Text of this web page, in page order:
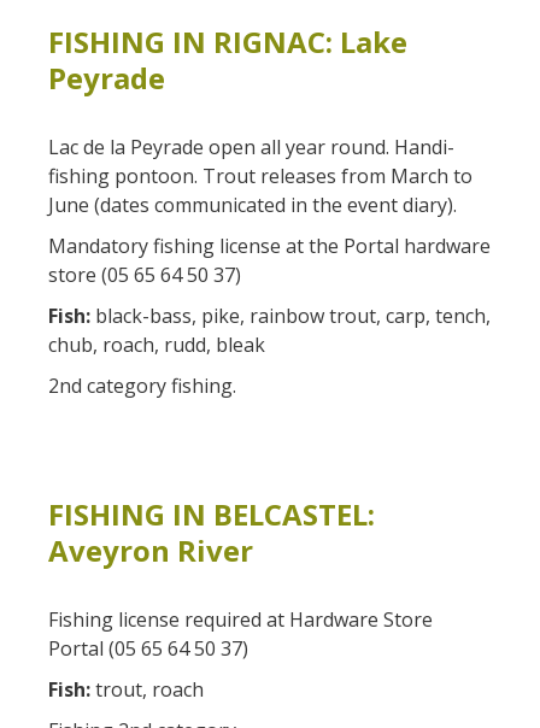
Belcastel: pueblo y castillo
Bournazel: pueblo y castillo
Los parajes
naturales
El sendero etno-botanico en
Ségala "Al travers"
La zona húmeda de
Maymac
Vistas
Patrimonio y
Bournazel
El castillo de Belcastel
Visitas y Museos
Las visitas guiadas
El museo de Georges
Senderismo
Cicloturismo
Equitación
Actividades
náuticas, baño
Actividades
deportivas
Hoteles y centros
de vacaciones
Casas de
huéspedes
Casas rurales y
de alquiler
Campings
Alojamientos
Camping-car
Restaurantes
La castaña
Las vinas
Las ferias y
mercados
Recetas y
productos locales
FISHING IN RIGNAC: Lake
Peyrade
Lac de la Peyrade open all year round. Handi-
fishing pontoon. Trout releases from March to
June (dates communicated in the event diary).
Mandatory fishing license at the Portal hardware
store (05 65 64 50 37)
Fish: black-bass, pike, rainbow trout, carp, tench,
chub, roach, rudd, bleak
2nd category fishing.
FISHING IN BELCASTEL:
Aveyron River
Fishing license required at Hardware Store
Portal (05 65 64 50 37)
Fish:trout, roach